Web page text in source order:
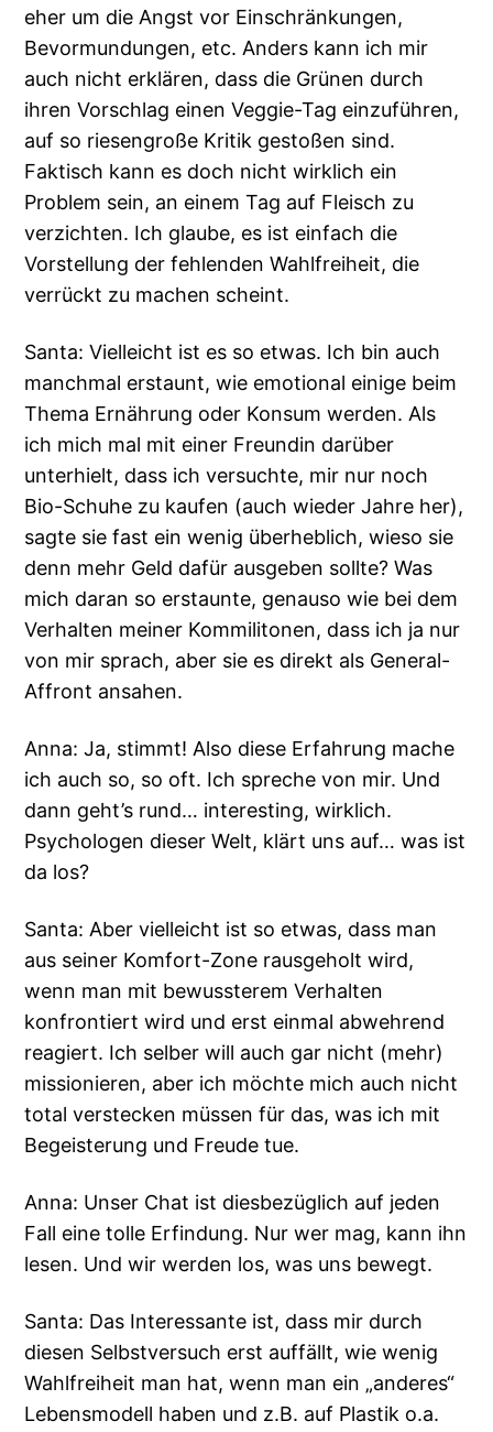
eher um die Angst vor Einschränkungen,
Bevormundungen, etc. Anders kann ich mir
auch nicht erklären, dass die Grünen durch
ihren Vorschlag einen Veggie-Tag einzuführen,
auf so riesengroße Kritik gestoßen sind.
Faktisch kann es doch nicht wirklich ein
Problem sein, an einem Tag auf Fleisch zu
verzichten. Ich glaube, es ist einfach die
Vorstellung der fehlenden Wahlfreiheit, die
verrückt zu machen scheint.
Santa: Vielleicht ist es so etwas. Ich bin auch
manchmal erstaunt, wie emotional einige beim
Thema Ernährung oder Konsum werden. Als
ich mich mal mit einer Freundin darüber
unterhielt, dass ich versuchte, mir nur noch
Bio-Schuhe zu kaufen (auch wieder Jahre her),
sagte sie fast ein wenig überheblich, wieso sie
denn mehr Geld dafür ausgeben sollte? Was
mich daran so erstaunte, genauso wie bei dem
Verhalten meiner Kommilitonen, dass ich ja nur
von mir sprach, aber sie es direkt als General-
Affront ansahen.
Anna: Ja, stimmt! Also diese Erfahrung mache
ich auch so, so oft. Ich spreche von mir. Und
dann geht’s rund… interesting, wirklich.
Psychologen dieser Welt, klärt uns auf… was ist
da los?
Santa: Aber vielleicht ist so etwas, dass man
aus seiner Komfort-Zone rausgeholt wird,
wenn man mit bewussterem Verhalten
konfrontiert wird und erst einmal abwehrend
reagiert. Ich selber will auch gar nicht (mehr)
missionieren, aber ich möchte mich auch nicht
total verstecken müssen für das, was ich mit
Begeisterung und Freude tue.
Anna: Unser Chat ist diesbezüglich auf jeden
Fall eine tolle Erfindung. Nur wer mag, kann ihn
lesen. Und wir werden los, was uns bewegt.
Santa: Das Interessante ist, dass mir durch
diesen Selbstversuch erst auffällt, wie wenig
Wahlfreiheit man hat, wenn man ein „anderes“
Lebensmodell haben und z.B. auf Plastik o.a.